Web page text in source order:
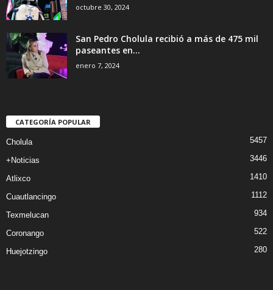
octubre 30, 2024
San Pedro Cholula recibió a más de 475 mil
paseantes en...
enero 7, 2024
CATEGORÍA POPULAR
Cholula 5457
+Noticias 3446
Atlixco 1410
Cuautlancingo 1112
Texmelucan 934
Coronango 522
Huejotzingo 280